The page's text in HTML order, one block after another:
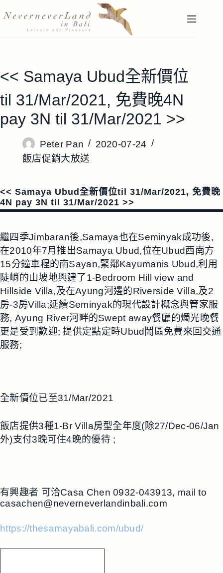
至
容
<< Samaya Ubud全新價位
til 31/Mar/2021, 免費晚4N
pay 3N til 31/Mar/2021 >>
Peter Pan
2020-07-24
飯店促銷大放送
<< Samaya Ubud全新價位til 31/Mar/2021, 免費晚
4N pay 3N til 31/Mar/2021 >>
繼四季Jimbaran後,Samaya也在Seminyak成功後,
在2010年7月推出Samaya Ubud,位在Ubud西南方
15分鐘車程的南Sayan,緊鄰Kayumanis Ubud,利用
陡峭的山坡地興建了1-Bedroom Hill view and
Hillside Villa,及在Ayung河邊的Riverside Villa,及2
房-3房Villa;延續Seminyak的現代設計概念與管家服
務, Ayung River河畔的Swept away餐廳的燭光晚餐
更是受到歡迎; 提供定點定時Ubud鬧區免費來回交通
服務;
全新價位已至31/Mar/2021
飯店提供3種1-Br Villa房型全年度(除27/Dec-06/Jan
外)支付3晚可住4晚的優待 ;
有興趣者 可洽Casa Chen 0932-043913, mail to
casachen@neverneverlandinbali.com
https://thesamayabali.com/ubud/